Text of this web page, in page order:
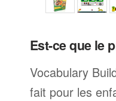
Est-ce que le
Vocabulary
fait pour les